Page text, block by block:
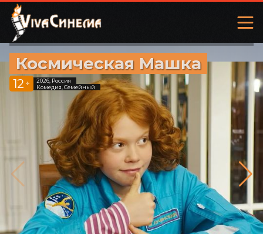
Космическая Машка
12 +
2026, Россия
Комедия, Семейный